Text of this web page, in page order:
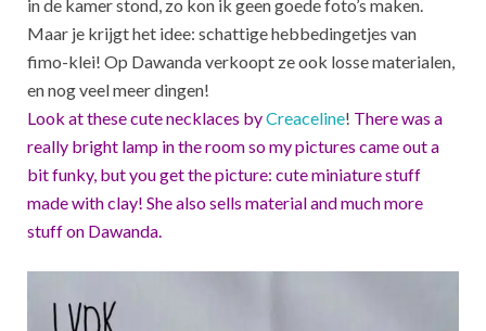
in de kamer stond, zo kon ik geen goede foto’s maken.
Maar je krijgt het idee: schattige hebbedingetjes van
fimo-klei! Op Dawanda verkoopt ze ook losse materialen,
en nog veel meer dingen!
Look at these cute necklaces byCreaceline! There was a
really bright lamp in the room so my pictures came out a
bit funky, but you get the picture: cute miniature stuff
made with clay! She also sells material and much more
stuff on Dawanda.